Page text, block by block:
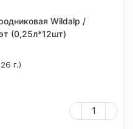
Wildalp /
(0,25л*12шт)
г.)